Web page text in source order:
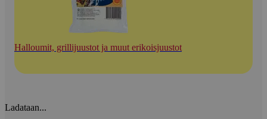
Halloumit, grillijuustot ja muut erikoisjuustot
Ladataan...